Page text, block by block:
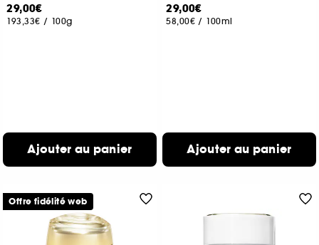
29,00€
193,33€ / 100g
Ajouter au panier
29,00€
58,00€ / 100ml
Ajouter au panier
Offre fidélité web